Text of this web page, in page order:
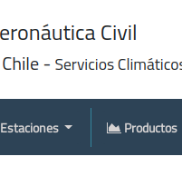
Estaciones Productos